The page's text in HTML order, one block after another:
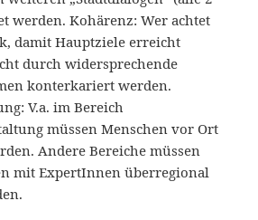
werden. Kohärenz: Wer achtet
damit Hauptziele erreicht
durch widersprechende
konterkariert werden.
V.a. im Bereich
müssen Menschen vor Ort
Andere Bereiche müssen
mit ExpertInnen überregional